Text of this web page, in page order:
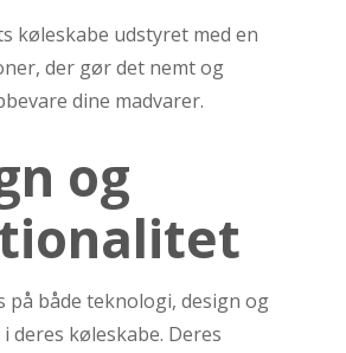
køleskabe udstyret med en
der gør det nemt og
dine madvarer.
og
på både teknologi, design og
deres køleskabe. Deres